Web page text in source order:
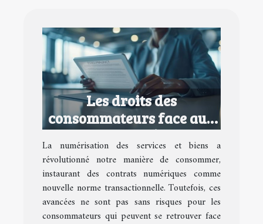
Les droits des
consommateurs face aux
contrats numériques
abusifs
La numérisation des services et biens a
révolutionné notre manière de consommer,
instaurant des contrats numériques comme
nouvelle norme transactionnelle. Toutefois, ces
avancées ne sont pas sans risques pour les
consommateurs qui peuvent se retrouver face